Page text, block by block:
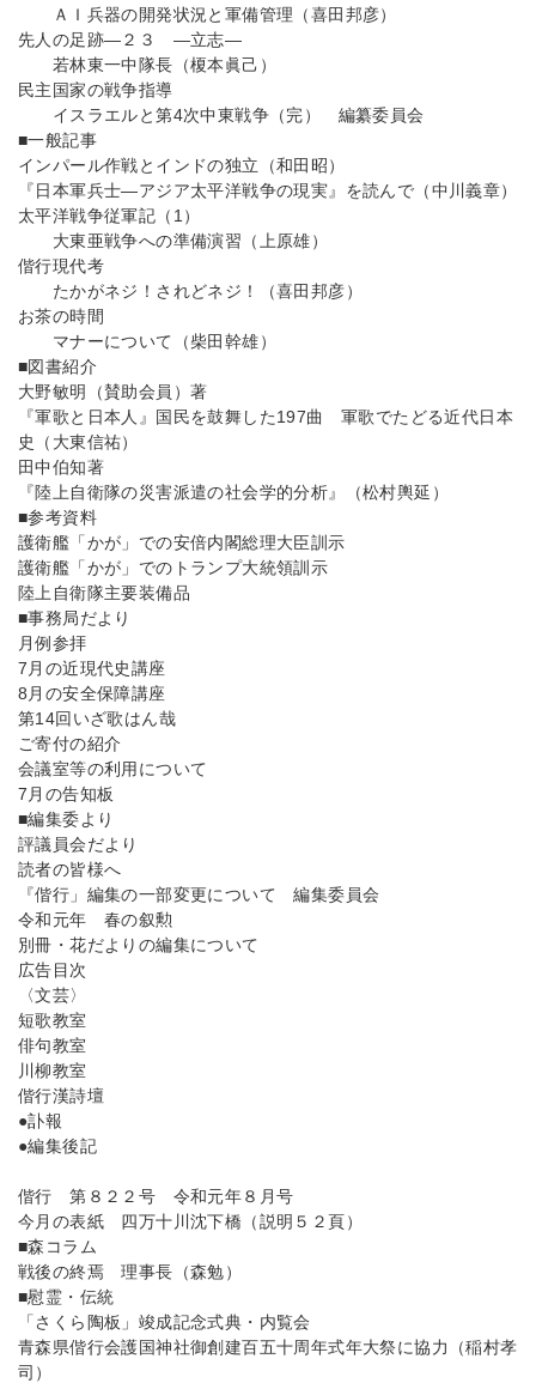
ＡＩ兵器の開発状況と軍備管理（喜田邦彦）
先人の足跡―２３ ―立志―
若林東一中隊長（榎本眞己）
民主国家の戦争指導
イスラエルと第4次中東戦争（完） 編纂委員会
■一般記事
インパール作戦とインドの独立（和田昭）
『日本軍兵士―アジア太平洋戦争の現実』を読んで（中川義章）
太平洋戦争従軍記（1）
大東亜戦争への準備演習（上原雄）
偕行現代考
たかがネジ！されどネジ！（喜田邦彦）
お茶の時間
マナーについて（柴田幹雄）
■図書紹介
大野敏明（賛助会員）著
『軍歌と日本人』国民を鼓舞した197曲 軍歌でたどる近代日本
史（大東信祐）
田中伯知著
『陸上自衛隊の災害派遣の社会学的分析』（松村輿延）
■参考資料
護衛艦「かが」での安倍内閣総理大臣訓示
護衛艦「かが」でのトランプ大統領訓示
陸上自衛隊主要装備品
■事務局だより
月例参拝
7月の近現代史講座
8月の安全保障講座
第14回いざ歌はん哉
ご寄付の紹介
会議室等の利用について
7月の告知板
■編集委より
評議員会だより
読者の皆様へ
『偕行」編集の一部変更について 編集委員会
令和元年 春の叙勲
別冊・花だよりの編集について
広告目次
〈文芸〉
短歌教室
俳句教室
川柳教室
偕行漢詩壇
●訃報
●編集後記
偕行 第８２２号 令和元年８月号
今月の表紙 四万十川沈下橋（説明５２頁）
■森コラム
戦後の終焉 理事長（森勉）
■慰霊・伝統
「さくら陶板」竣成記念式典・内覧会
青森県偕行会護国神社御創建百五十周年式年大祭に協力（稲村孝
司）